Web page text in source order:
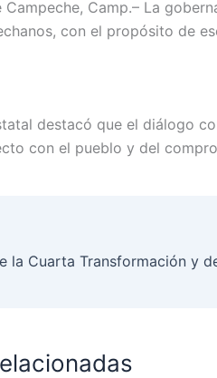
Campeche, Camp.– La
con el propósito de
destacó que el diálogo
con el pueblo y del